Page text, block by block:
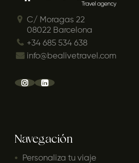
C/ Moragas 22
08022 Barcelona
+34 685 534 638
info@bealivetravel.com
Navegación
Personaliza tu viaje